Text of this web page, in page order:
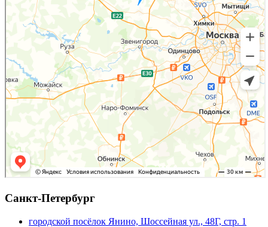
Санкт-Петербург
городской посёлок Янино, Шоссейная ул., 48Г, стр. 1